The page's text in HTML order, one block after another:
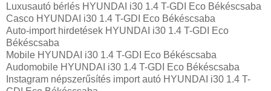
Luxusautó bérlés HYUNDAI i30 1.4 T-GDI Eco Békéscsaba
Casco HYUNDAI i30 1.4 T-GDI Eco Békéscsaba
Auto-import hirdetések HYUNDAI i30 1.4 T-GDI Eco
Békéscsaba
Mobile HYUNDAI i30 1.4 T-GDI Eco Békéscsaba
Audomobile HYUNDAI i30 1.4 T-GDI Eco Békéscsaba
Instagram népszerűsítés import autó HYUNDAI i30 1.4 T-